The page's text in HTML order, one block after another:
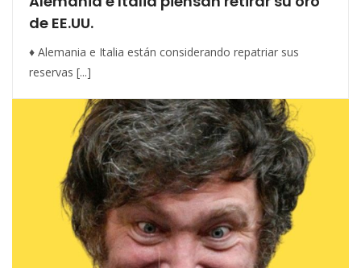
de EE.UU.
♦ Alemania e Italia están considerando repatriar sus
reservas [...]